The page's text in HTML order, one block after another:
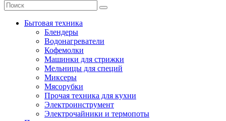
Бытовая техника
Блендеры
Водонагреватели
Кофемолки
Машинки для стрижки
Мельницы для специй
Миксеры
Мясорубки
Прочая техника для кухни
Электроинструмент
Электрочайники и термопоты